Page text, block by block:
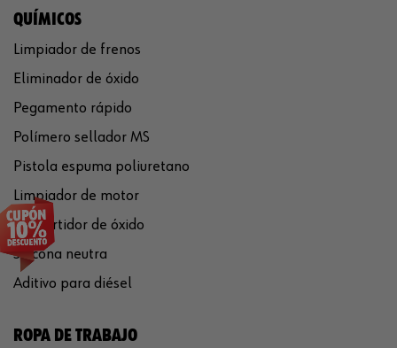
QUÍMICOS
Limpiador de frenos
Eliminador de óxido
Pegamento rápido
Polímero sellador MS
Pistola espuma poliuretano
Limpiador de motor
Convertidor de óxido
Silicona neutra
Aditivo para diésel
ROPA DE TRABAJO